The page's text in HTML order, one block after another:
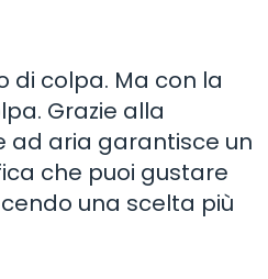
di colpa. Ma con la
Grazie alla
ad aria garantisce un
che puoi gustare
una scelta più